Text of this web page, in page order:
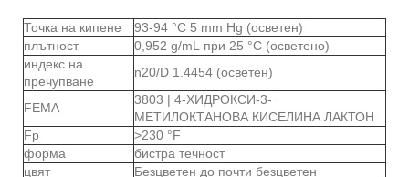
Точка на кипене
93-94 °C 5 mm Hg (осветен)
плътност
0,952 g/mL при 25 °C (осветено)
индекс на
пречупване
n20/D 1.4454 (осветен)
FEMA
3803 | 4-ХИДРОКСИ-3-
МЕТИЛОКТАНОВА КИСЕЛИНА ЛАКТОН
Fp
>230 °F
форма
бистра течност
цвят
Безцветен до почти безцветен